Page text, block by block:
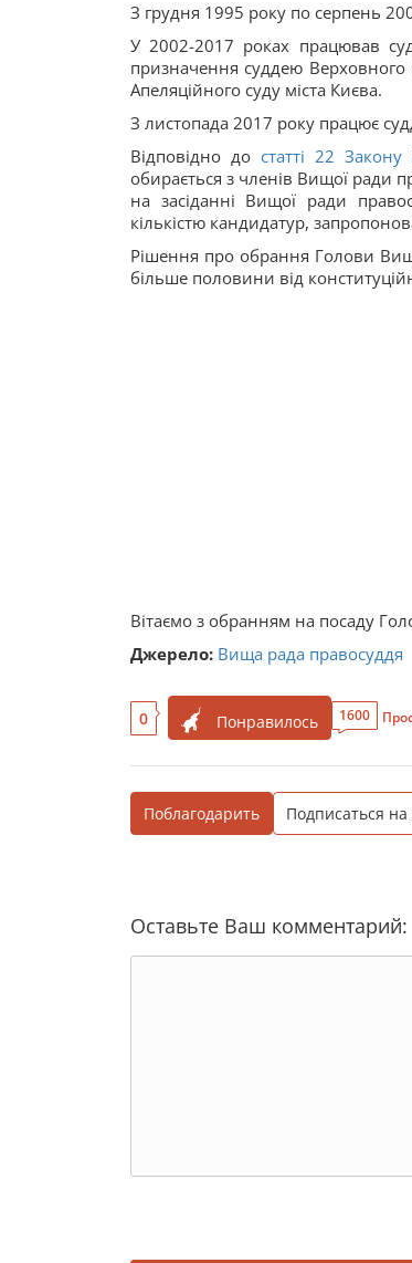
З грудня 1995 року по серпень
У 2002-2017 роках працював
призначення суддею Верховного
Апеляційного суду міста Києва.
З листопада 2017 року працює
Відповідно достатті 22 Закону
обирається з членів Вищої ради
на засіданні Вищої ради
кількістю кандидатур,
Рішення про обрання Голови
більше половини від
Вітаємо з обранням на посаду
Джерело: Вища рада правосуддя
0 Понравилось 1600
Поблагодарить Подписаться на
Оставьте Ваш комментарий: